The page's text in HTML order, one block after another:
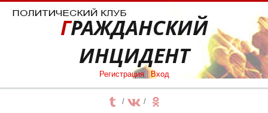
ГРАЖДАНСКИЙ
ИНЦИДЕНТ
Регистрация Вход